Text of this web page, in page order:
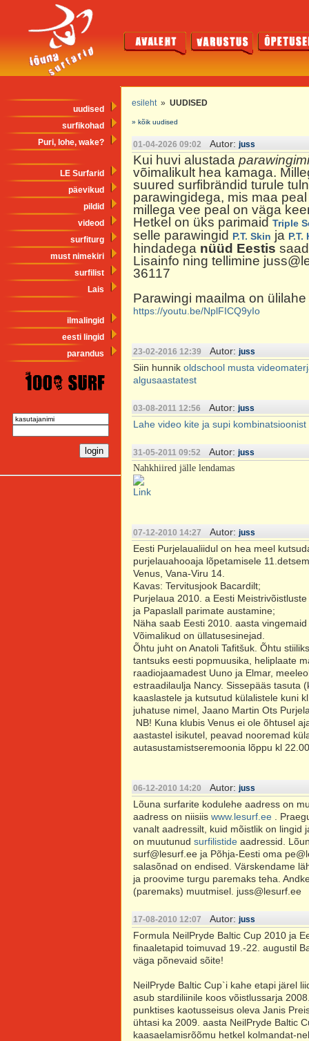
uudised
surfikohad
Puri, lohe, wake?
LE Surfarid
päevikud
pildid
videod
surfiturg
must nimekiri
surfilist
Lais
ilmalingid
eesti lingid
parandus
esileht» UUDISED
» kõik uudised
01-04-2026 09:02 Autor: juss
Kui huvi alustada
võimalikult hea kamaga.
suured surfibrändid turule
parawingidega, mis maa
millega vee peal on väga
Hetkel on üks parimaid Triple
selle parawingid P.T. Skin ja P.T.
hindadega nüüd Eestis
Lisainfo ning tellimine
36117
Parawingi maailma on
https://youtu.be/NplFICQ9yIo
23-02-2016 12:39 Autor: juss
Siin hunnik oldschool musta
algusaastatest
03-08-2011 12:56 Autor: juss
Lahe video kite ja supi kombinatsioonist
31-05-2011 09:52 Autor: juss
Nahkhiired jälle lendamas
Link
07-12-2010 14:27 Autor: juss
Eesti Purjelaualiidul on hea meel
purjelauahooaja lõpetamisele
Venus, Vana-Viru 14.
Kavas: Tervitusjook Bacardilt;
Purjelaua 2010. a Eesti
ja Papaslall parimate austamine;
Näha saab Eesti 2010. aasta
Võimalikud on üllatusesinejad.
Õhtu juht on Anatoli Tafitšuk. Õhtu
tantsuks eesti popmuusika, heliplaate
raadiojaamadest Uuno ja Elmar,
estraadilaulja Nancy. Sissepääs tasuta
kaaslastele ja kutsutud külalistele kuni
juhatuse nimel, Jaano Martin Ots
NB! Kuna klubis Venus ei ole õhtusel
aastastel isikutel, peavad nooremad
autasustamistseremoonia lõppu kl
06-12-2010 14:20 Autor: juss
Lõuna surfarite kodulehe aadress on
aadress on niisiis www.lesurf.ee .
vanalt aadressilt, kuid mõistlik on lingid
on muutunud surfilistide aadressid.
surf@lesurf.ee ja Põhja-Eesti oma
salasõnad on endised. Värskendame
ja proovime turgu paremaks teha.
(paremaks) muutmisel. juss@lesurf.ee
17-08-2010 12:07 Autor: juss
Formula NeilPryde Baltic Cup 2010 ja
finaaletapid toimuvad 19.-22. augustil
väga põnevaid sõite!
NeilPryde Baltic Cup`i kahe etapi järel
asub stardiliinile koos võistlussarja
punktises kaotusseisus oleva Janis
ühtasi ka 2009. aasta NeilPryde Baltic
kaasaelamisrõõmu hetkel kolmandat-